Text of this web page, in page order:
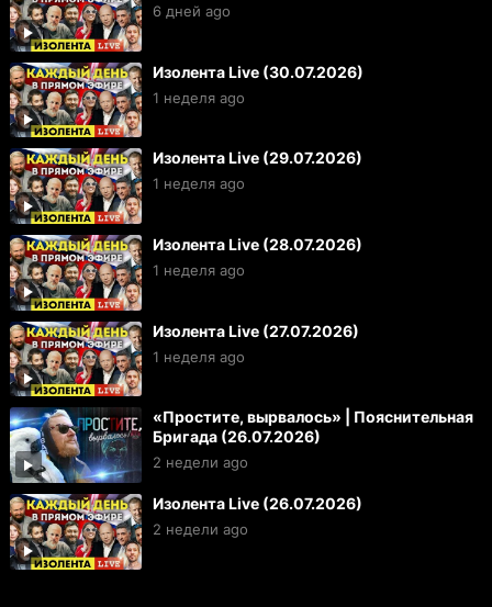
6 дней ago
Изолента Live (30.07.2026)
1 неделя ago
Изолента Live (29.07.2026)
1 неделя ago
Изолента Live (28.07.2026)
1 неделя ago
Изолента Live (27.07.2026)
1 неделя ago
«Простите, вырвалось» | Пояснительная
Бригада (26.07.2026)
2 недели ago
Изолента Live (26.07.2026)
2 недели ago